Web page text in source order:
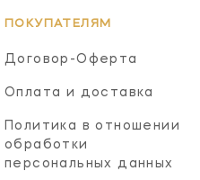
ПОКУПАТЕЛЯМ
Договор-Оферта
Оплата и доставка
Политика в отношении
обработки
персональных данных